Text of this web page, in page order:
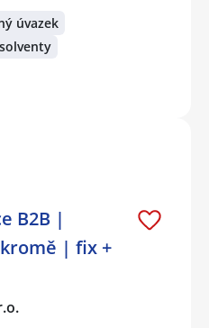
úvazek
B2B |
| fix +